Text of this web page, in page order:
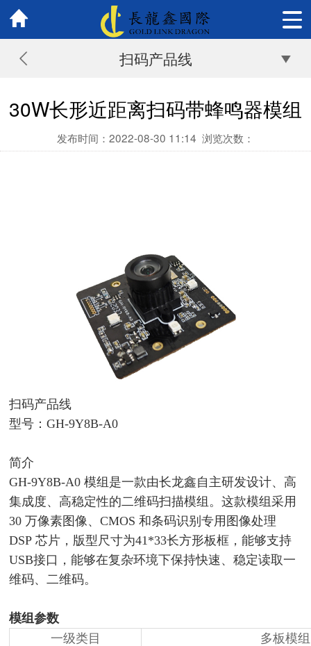
扫码产品线
30W长形近距离扫码带蜂鸣器模组
发布时间：2022-08-30 11:14 浏览次数：
扫码产品线
型号：GH-9Y8B-A0
简介
GH-9Y8B-A0模组是一款由长龙鑫自主研发设计、高
集成度、高稳定性的二维码扫描模组。这款模组采用
30万像素图像、CMOS和条码识别专用图像处理
DSP芯片 ， 版型尺寸为41*33长方形板框，能够支持
USB接口，能够在复杂环境下保持快速、稳定读取一
维码、二维码。
模组参数
一级类目
多板模组